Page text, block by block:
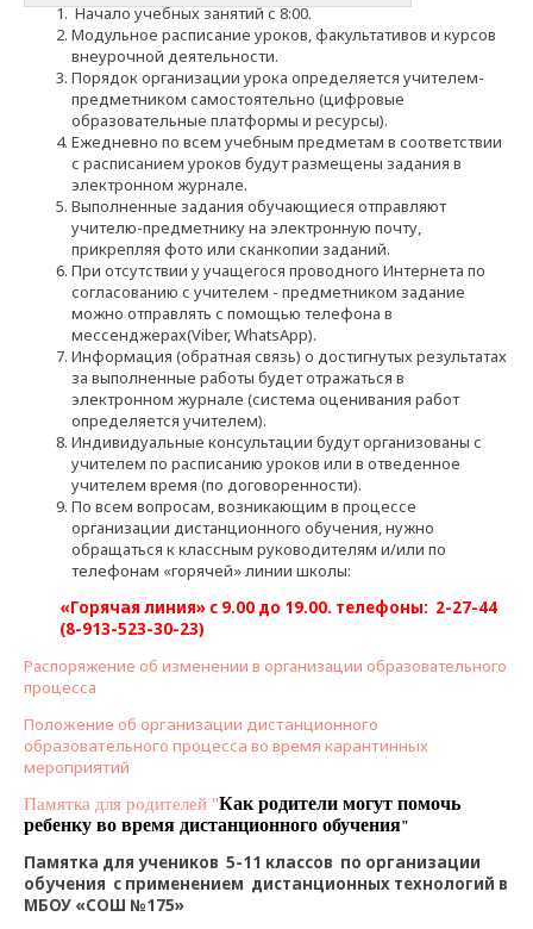
Начало учебных занятий с 8:00.
Модульное расписание уроков, факультативов и курсов
внеурочной деятельности.
Порядок организации урока определяется учителем-
предметником самостоятельно (цифровые
образовательные платформы и ресурсы).
Ежедневно по всем учебным предметам в соответствии
с расписанием уроков будут размещены задания в
электронном журнале.
Выполненные задания обучающиеся отправляют
учителю-предметнику на электронную почту,
прикрепляя фото или сканкопии заданий.
При отсутствии у учащегося проводного Интернета по
согласованию с учителем - предметником задание
можно отправлять с помощью телефона в
мессенджерах(Viber, WhatsApp).
Информация (обратная связь) о достигнутых результатах
за выполненные работы будет отражаться в
электронном журнале (система оценивания работ
определяется учителем).
Индивидуальные консультации будут организованы с
учителем по расписанию уроков или в отведенное
учителем время (по договоренности).
По всем вопросам, возникающим в процессе
организации дистанционного обучения, нужно
обращаться к классным руководителям и/или по
телефонам «горячей» линии школы:
«Горячая линия» с 9.00 до 19.00. телефоны: 2-27-44
(8-913-523-30-23)
Распоряжение об изменении в организации образовательного
процесса
Положение об организации дистанционного
образовательного процесса во время карантинных
мероприятий
Памятка для родителей "Как родители могут помочь
ребенку во время дистанционного обучения"
Памятка для учеников 5-11 классов по организации
обучения с применением дистанционных технологий в
МБОУ «СОШ №175»